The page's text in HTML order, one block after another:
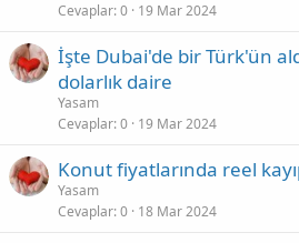
Cevaplar 0 19 Mar 2024
İşte Dubai'de bir Türk'ün
dolarlık daire
Yasam
Cevaplar 0 19 Mar 2024
Konut fiyatlarında reel
Yasam
Cevaplar 0 18 Mar 2024